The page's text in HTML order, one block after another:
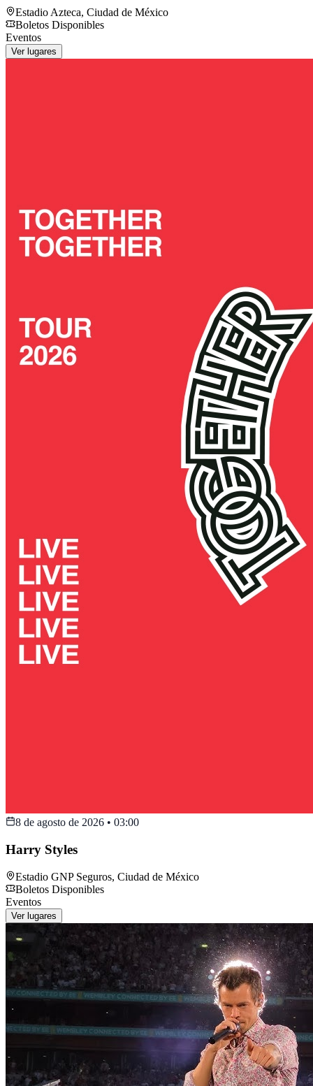
Estadio Azteca, Ciudad de México
Boletos Disponibles
Eventos
Ver lugares
8 de agosto de 2026 • 03:00
Harry Styles
Estadio GNP Seguros, Ciudad de México
Boletos Disponibles
Eventos
Ver lugares